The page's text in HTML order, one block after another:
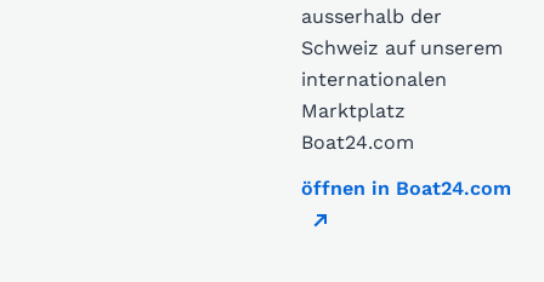
ausserhalb der
Schweiz auf unserem
internationalen
Marktplatz
Boat24.com
öffnen in Boat24.com